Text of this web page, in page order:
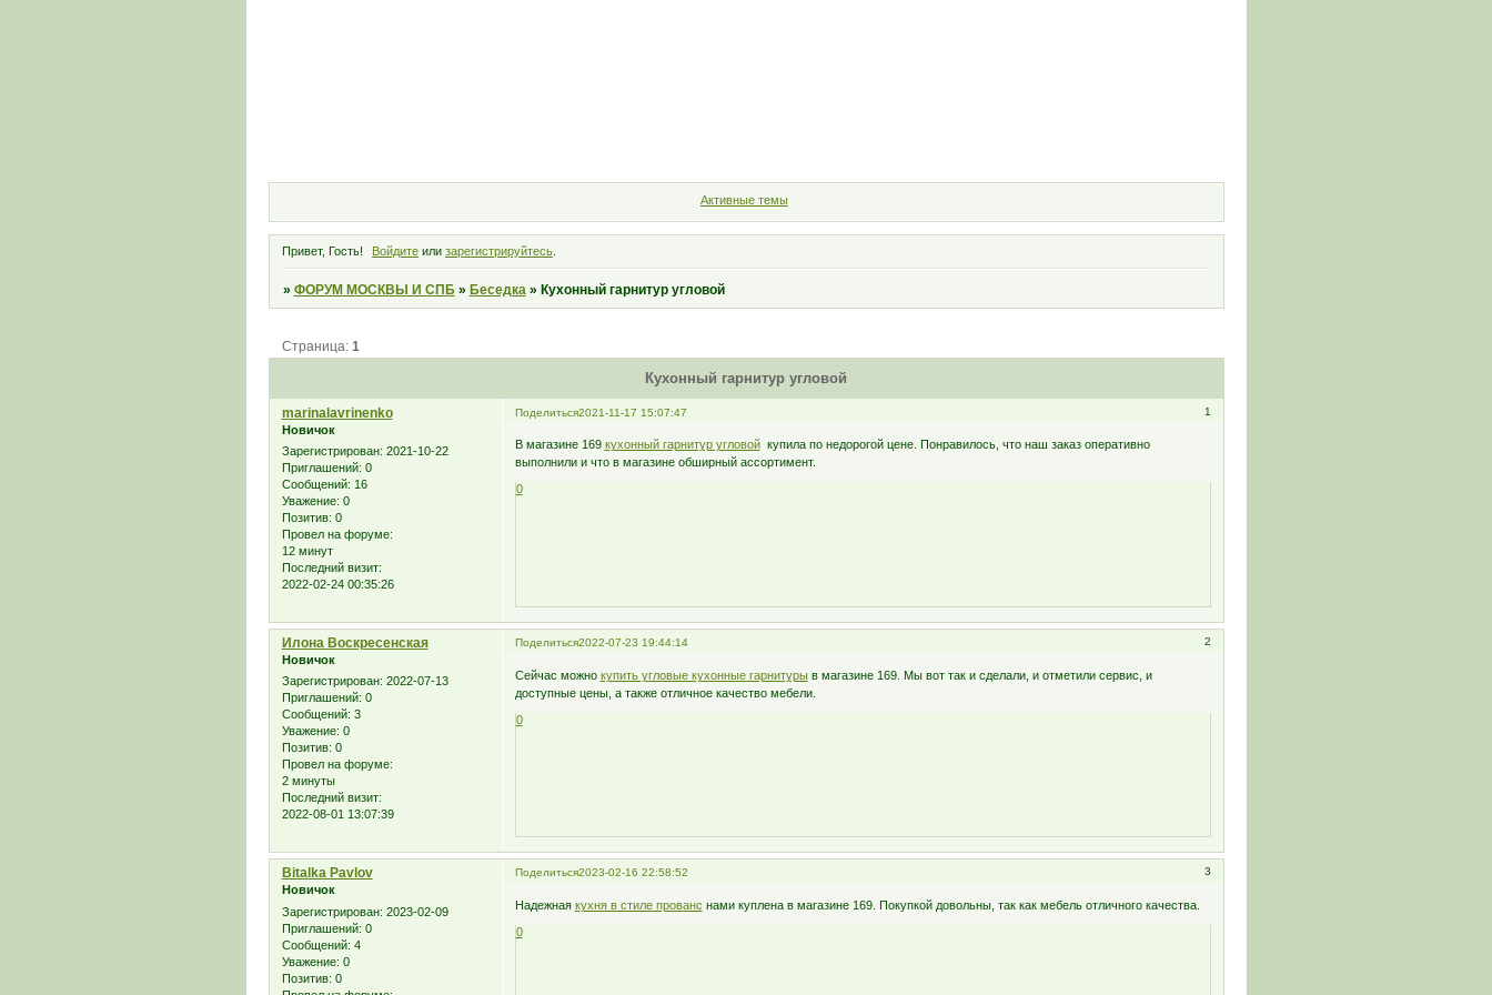
Активные темы
Привет, Гость! Войдите или зарегистрируйтесь.
» ФОРУМ МОСКВЫ И СПБ » Беседка » Кухонный гарнитур угловой
Кухонный гарнитур угловой
Страница: 1
Поделиться 1
2021-11-17 15:07:47
marinalavrinenko
Новичок
Зарегистрирован: 2021-10-22
Приглашений: 0
Сообщений: 16
Уважение: 0
Позитив: 0
Провел на форуме:
12 минут
Последний визит:
2022-02-24 00:35:26
В магазине 169 кухонный гарнитур угловойкупила по недорогой цене. Понравилось, что наш заказ оперативно
выполнили и что в магазине обширный ассортимент.
0
Поделиться 2
2022-07-23 19:44:14
Илона Воскресенская
Новичок
Зарегистрирован: 2022-07-13
Приглашений: 0
Сообщений: 3
Уважение: 0
Позитив: 0
Провел на форуме:
2 минуты
Последний визит:
2022-08-01 13:07:39
Сейчас можно купить угловые кухонные гарнитурыв магазине 169. Мы вот так и сделали, и отметили сервис, и
доступные цены, а также отличное качество мебели.
0
Поделиться 3
2023-02-16 22:58:52
Bitalka Pavlov
Новичок
Зарегистрирован: 2023-02-09
Приглашений: 0
Сообщений: 4
Уважение: 0
Позитив: 0
Надежная кухня в стиле прованс нами куплена в магазине 169. Покупкой довольны, так как мебель отличного качества.
0